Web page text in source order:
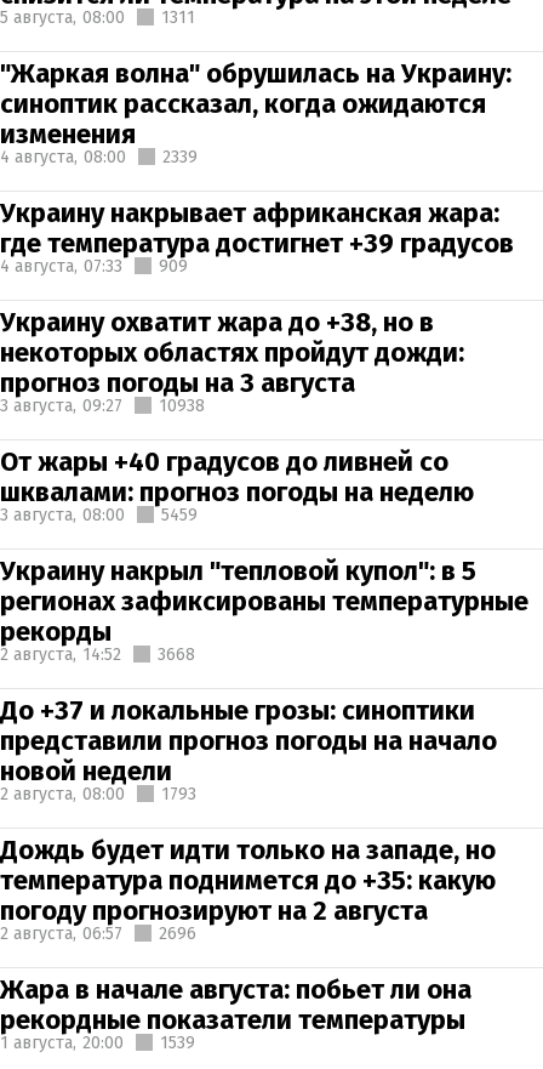
5 августа, 08:00 1311
"Жаркая волна" обрушилась на Украину:
синоптик рассказал, когда ожидаются
изменения
4 августа, 08:00 2339
Украину накрывает африканская жара:
где температура достигнет +39 градусов
4 августа, 07:33 909
Украину охватит жара до +38, но в
некоторых областях пройдут дожди:
прогноз погоды на 3 августа
3 августа, 09:27 10938
От жары +40 градусов до ливней со
шквалами: прогноз погоды на неделю
3 августа, 08:00 5459
Украину накрыл "тепловой купол": в 5
регионах зафиксированы температурные
рекорды
2 августа, 14:52 3668
До +37 и локальные грозы: синоптики
представили прогноз погоды на начало
новой недели
2 августа, 08:00 1793
Дождь будет идти только на западе, но
температура поднимется до +35: какую
погоду прогнозируют на 2 августа
2 августа, 06:57 2696
Жара в начале августа: побьет ли она
рекордные показатели температуры
1 августа, 20:00 1539